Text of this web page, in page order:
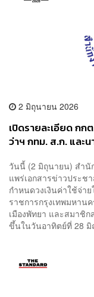
2 มิถุนายน 2026
เปิดรายละเอียด กก
ว่าฯ กทม. ส.ก. และ
วันนี้ (2 มิถุนายน) สำนั
แพร่เอกสารข่าวประช
กำหนดวงเงินค่าใช้จ่า
ราชการกรุงเทพมหาน
เมืองพัทยา และสมาชิก
ขึ้นในวันอาทิตย์ที่ 28 มิ